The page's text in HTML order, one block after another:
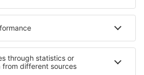
- regiuni
Hoteluri in Balaton